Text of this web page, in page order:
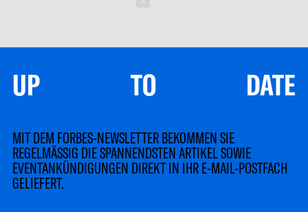
UP TO DATE
MIT DEM FORBES-NEWSLETTER BEKOMMEN SIE
REGELMÄSSIG DIE SPANNENDSTEN ARTIKEL SOWIE
EVENTANKÜNDIGUNGEN DIREKT IN IHR E-MAIL-POSTFACH
GELIEFERT.